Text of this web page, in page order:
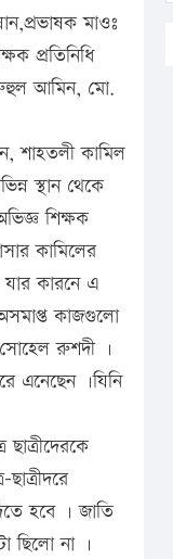
মাওঃ
প্রতিনিধি
রুহুল আমিন, মো.
শাহতলী কামিল
স্থান থেকে
শিক্ষক
কামিলের
যার কারনে এ
কাজগুলো
সোহেল রুশদী ।
এনেছেন ।যিনি
হবে । জাতি
ছিলো না ।